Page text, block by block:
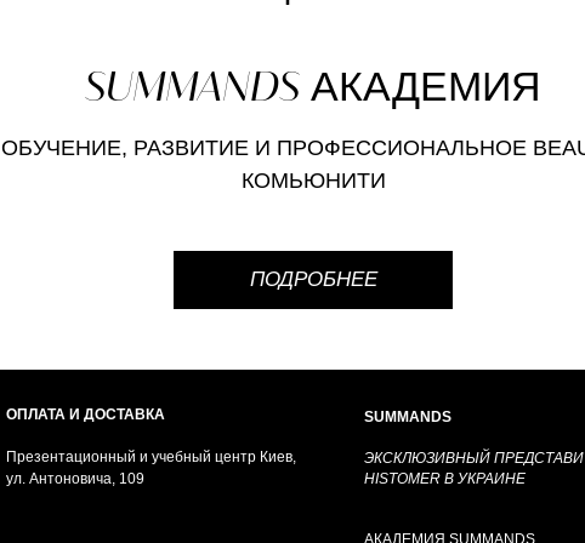
SUMMANDS АКАДЕМИЯ
ОБУЧЕНИЕ, РАЗВИТИЕ И ПРОФЕССИОНАЛЬНОЕ
КОМЬЮНИТИ
ПОДРОБНЕЕ
ОПЛАТА И ДОСТАВКА
Презентационный и учебный центр Киев,
ул. Антоновича, 109
SUMMANDS
ЭКСКЛЮЗИВНЫЙ
HISTOMER В УКРАИНЕ
АКАДЕМИЯ SUMMANDS